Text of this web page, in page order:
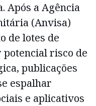
Após a Agência
(Anvisa)
de lotes de
risco de
publicações
espalhar
e aplicativos